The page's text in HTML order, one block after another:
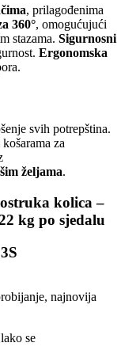
, prilagođenima
360°, omogućujući
stazama. Sigurnosni
Ergonomska
svih potrepština.
za
željama.
kolica –
kg po sjedalu
najnovija
se